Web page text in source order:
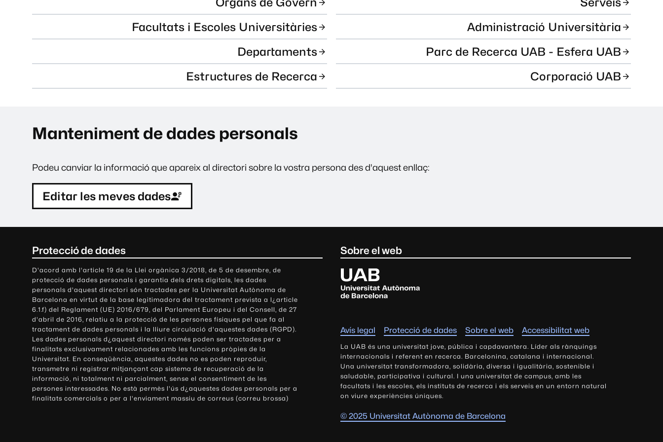
Facultats i Escoles Universitàries
Departaments
Estructures de Recerca
Administració Universitària
Parc de Recerca UAB - Esfera UAB
Corporació UAB
Manteniment de dades personals
Podeu canviar la informació que apareix al directori sobre la vostra persona des d'aquest enllaç:
Editar les meves dades
Protecció de dades
D'acord amb l'article 19 de la Llei orgànica 3/2018, de 5 de desembre, de
protecció de dades personals i garantia dels drets digitals, les dades
personals d'aquest directori són tractades per la Universitat Autònoma de
Barcelona en virtut de la base legitimadora del tractament prevista a l¿article
6.1.f) del Reglament (UE) 2016/679, del Parlament Europeu i del Consell, de 27
d'abril de 2016, relatiu a la protecció de les persones físiques pel que fa al
tractament de dades personals i la lliure circulació d'aquestes dades (RGPD).
Les dades personals d¿aquest directori només poden ser tractades per a
finalitats exclusivament relacionades amb les funcions pròpies de la
Universitat. En conseqüència, aquestes dades no es poden reproduir,
transmetre ni registrar mitjançant cap sistema de recuperació de la
informació, ni totalment ni parcialment, sense el consentiment de les
persones interessades. No està permès l'ús d¿aquestes dades personals per a
finalitats comercials o per a l'enviament massiu de correus (correu brossa)
Sobre el web
U
n
i
s
i
t
a
t
A
u
t
ò
Avís legal Protecció de dades Sobre el web Accessibilitat web
La UAB és una universitat jove, pública i capdavantera. Líder als rànquings
internacionals i referent en recerca. Barcelonina, catalana i internacional.
Una universitat transformadora, solidària, diversa i igualitària, sostenible i
saludable, participativa i cultural. I una universitat de campus, amb les
facultats i les escoles, els instituts de recerca i els serveis en un entorn natural
on viure experiències úniques.
© 2025 Universitat Autònoma de Barcelona